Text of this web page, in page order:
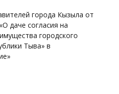
города Кызыла от
даче согласия на
городского
Тыва» в